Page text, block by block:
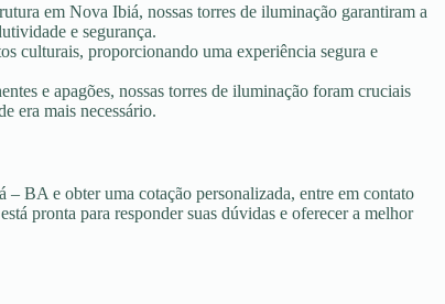
em Nova Ibiá, nossas torres de iluminação garantiram a
e segurança.
culturais, proporcionando uma experiência segura e
e apagões, nossas torres de iluminação foram cruciais
era mais necessário.
BA e obter uma cotação personalizada, entre em contato
pronta para responder suas dúvidas e oferecer a melhor